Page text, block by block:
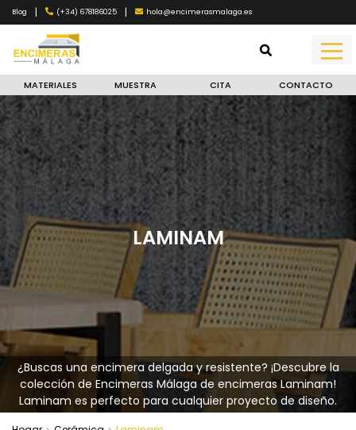
Blog | (+34) 678186025 | hola@encimerasmalaga.es
MATERIALES MUESTRA CITA CONTACTO
LAMINAM
¿Buscas una encimera delgada y resistente? ¡Descubre la
colección de Encimeras Málaga de encimeras Laminam!
Laminam es perfecto para cualquier proyecto de diseño.